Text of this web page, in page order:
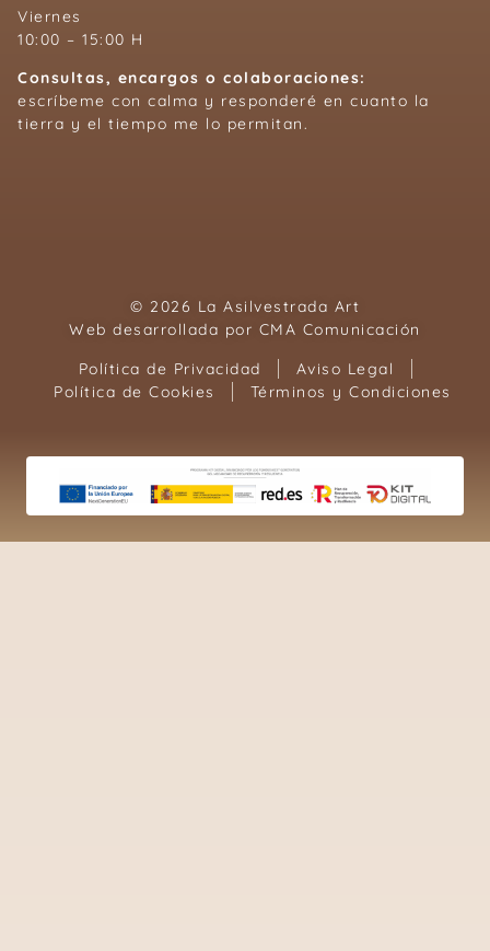
Viernes
10:00 – 15:00 H
Consultas, encargos o colaboraciones:
escríbeme con calma y responderé en cuanto la
tierra y el tiempo me lo permitan.
© 2026 La Asilvestrada Art
Web desarrollada por CMA Comunicación
Política de Privacidad
Aviso Legal
Política de Cookies
Términos y Condiciones